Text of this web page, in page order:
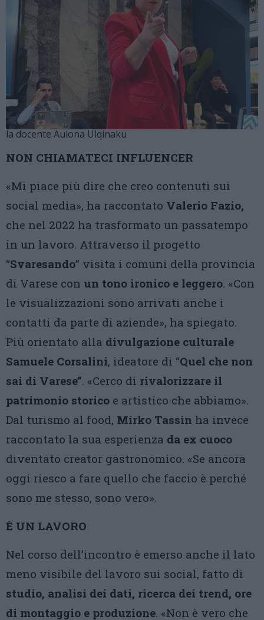
la docente Aulona Ulqinaku
NON CHIAMATECI INFLUENCER
«Mi piace più dire che creo contenuti sui
social media», ha raccontato Valerio Fazio,
che nel 2022 ha trasformato un passatempo
in un lavoro. Attraverso il progetto
“Svaresando” visita i comuni della provincia
di Varese con un tono ironico e leggero. «Con
le visualizzazioni sono arrivati anche i
contatti da parte di aziende», ha spiegato.
Più orientato alla divulgazione culturale
Samuele Corsalini, ideatore di “Quel che non
sai di Varese”. «Cerco di rivalorizzare il
patrimonio storico e artistico che abbiamo».
Dal turismo al food, Mirko Tassin ha invece
raccontato la sua esperienza da ex cuoco
diventato creator gastronomico. «Se ancora
oggi riesco a fare quello che faccio è perché
sono me stesso, sono vero».
È UN LAVORO
Nel corso dell’incontro è emerso anche il lato
meno visibile del lavoro sui social, fatto di
studio, analisi dei dati, ricerca dei trend, ore
di montaggio e produzione. «Non è vero che